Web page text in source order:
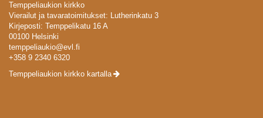
Temppeliaukion kirkko
Vierailut ja tavaratoimitukset: Lutherinkatu 3
Kirjeposti: Temppelikatu 16 A
00100 Helsinki
temppeliaukio@evl.fi
+358 9 2340 6320
Temppeliaukion kirkko kartalla